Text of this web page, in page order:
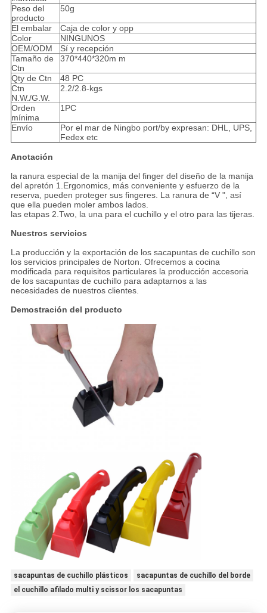
Peso del
producto
50g
El embalar
Caja de color y opp
Color
NINGUNOS
OEM/ODM
Sí y recepción
Tamaño de
Ctn
370*440*320m m
Qty de Ctn
48 PC
Ctn
N.W./G.W.
2.2/2.8-kgs
Orden
mínima
1PC
Envío
Por el mar de Ningbo port/by expresan: DHL, UPS,
Fedex etc
Anotación
la ranura especial de la manija del finger del diseño de la manija
del apretón 1.Ergonomics, más conveniente y esfuerzo de la
reserva, pueden proteger sus fingeres. La ranura de “V ", así
que ella pueden moler ambos lados.
las etapas 2.Two, la una para el cuchillo y el otro para las tijeras.
Nuestros servicios
La producción y la exportación de los sacapuntas de cuchillo son
los servicios principales de Norton. Ofrecemos a cocina
modificada para requisitos particulares la producción accesoria
de los sacapuntas de cuchillo para adaptarnos a las
necesidades de nuestros clientes.
Demostración del producto
sacapuntas de cuchillo plásticos
sacapuntas de cuchillo del borde
el cuchillo afilado multi y scissor los sacapuntas